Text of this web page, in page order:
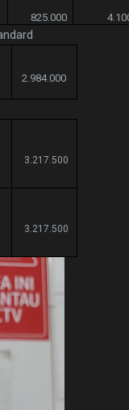
825.000
2.984.000
3.217.500
3.217.500